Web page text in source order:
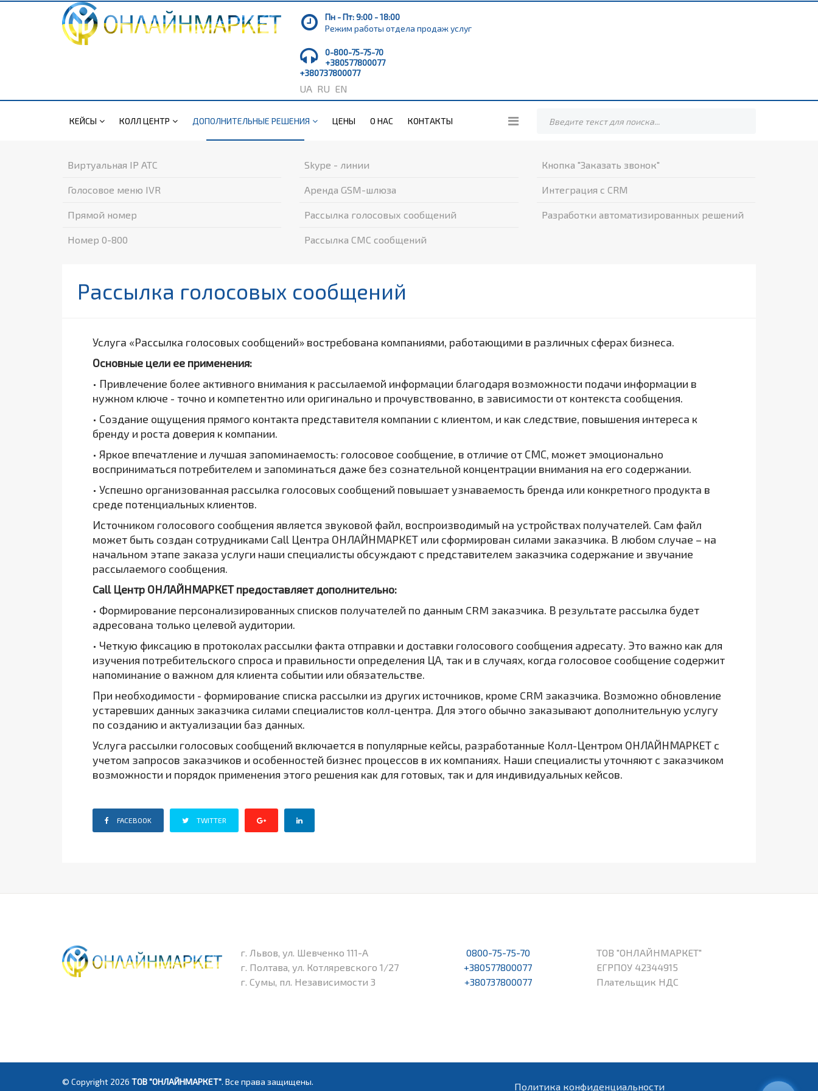
Пн - Пт: 9:00 - 18:00
Режим работы отдела продаж услуг
0-800-75-75-70
+380577800077
+380737800077
UA RU EN
КЕЙСЫ КОЛЛ ЦЕНТР ДОПОЛНИТЕЛЬНЫЕ РЕШЕНИЯ ЦЕНЫ О НАС КОНТАКТЫ
Виртуальная IP ATC
Голосовое меню IVR
Прямой номер
Номер 0-800
Skype - линии
Аренда GSM-шлюза
Рассылка голосовых сообщений
Рассылка СМС сообщений
Кнопка "Заказать звонок"
Интеграция с CRM
Разработки автоматизированных решений
Рассылка голосовых сообщений
Услуга «Рассылка голосовых сообщений» востребована компаниями, работающими в различных сферах бизнеса.
Основные цели ее применения:
• Привлечение более активного внимания к рассылаемой информации благодаря возможности подачи информации в
нужном ключе - точно и компетентно или оригинально и прочувствованно, в зависимости от контекста сообщения.
• Создание ощущения прямого контакта представителя компании с клиентом, и как следствие, повышения интереса к
бренду и роста доверия к компании.
• Яркое впечатление и лучшая запоминаемость: голосовое сообщение, в отличие от СМС, может эмоционально
восприниматься потребителем и запоминаться даже без сознательной концентрации внимания на его содержании.
• Успешно организованная рассылка голосовых сообщений повышает узнаваемость бренда или конкретного продукта в
среде потенциальных клиентов.
Источником голосового сообщения является звуковой файл, воспроизводимый на устройствах получателей. Сам файл
может быть создан сотрудниками Call Центра ОНЛАЙНМАРКЕТ или сформирован силами заказчика. В любом случае – на
начальном этапе заказа услуги наши специалисты обсуждают с представителем заказчика содержание и звучание
рассылаемого сообщения.
Call Центр ОНЛАЙНМАРКЕТ предоставляет дополнительно:
• Формирование персонализированных списков получателей по данным CRM заказчика. В результате рассылка будет
адресована только целевой аудитории.
• Четкую фиксацию в протоколах рассылки факта отправки и доставки голосового сообщения адресату. Это важно как для
изучения потребительского спроса и правильности определения ЦА, так и в случаях, когда голосовое сообщение содержит
напоминание о важном для клиента событии или обязательстве.
При необходимости - формирование списка рассылки из других источников, кроме CRM заказчика. Возможно обновление
устаревших данных заказчика силами специалистов колл-центра. Для этого обычно заказывают дополнительную услугу
по созданию и актуализации баз данных.
Услуга рассылки голосовых сообщений включается в популярные кейсы, разработанные Колл-Центром ОНЛАЙНМАРКЕТ с
учетом запросов заказчиков и особенностей бизнес процессов в их компаниях. Наши специалисты уточняют с заказчиком
возможности и порядок применения этого решения как для готовых, так и для индивидуальных кейсов.
FACEBOOK TWITTER
г. Львов, ул. Шевченко 111-А
г. Полтава, ул. Котляревского 1/27
г. Сумы, пл. Независимости 3
0800-75-75-70
+380577800077
+380737800077
ТОВ "ОНЛАЙНМАРКЕТ"
ЕГРПОУ 42344915
Плательщик НДС
© Copyright 2026 ТОВ "ОНЛАЙНМАРКЕТ". Все права защищены. Политика конфиденциальности